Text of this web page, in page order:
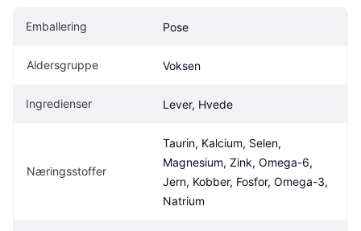
Emballering Pose
Aldersgruppe Voksen
Ingredienser Lever, Hvede
Næringsstoffer
Taurin, Kalcium, Selen,
Magnesium, Zink, Omega-6,
Jern, Kobber, Fosfor, Omega-3,
Natrium